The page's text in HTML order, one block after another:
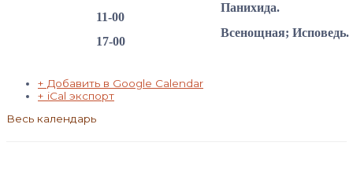
11-00
17-00
Панихида.
Всенощная; Исповедь.
+ Добавить в Google Calendar
+ iCal экспорт
Весь календарь